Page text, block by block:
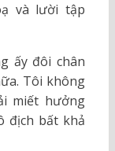
và lười tập
ấy đôi chân
Tôi không
miết hưởng
địch bất khả